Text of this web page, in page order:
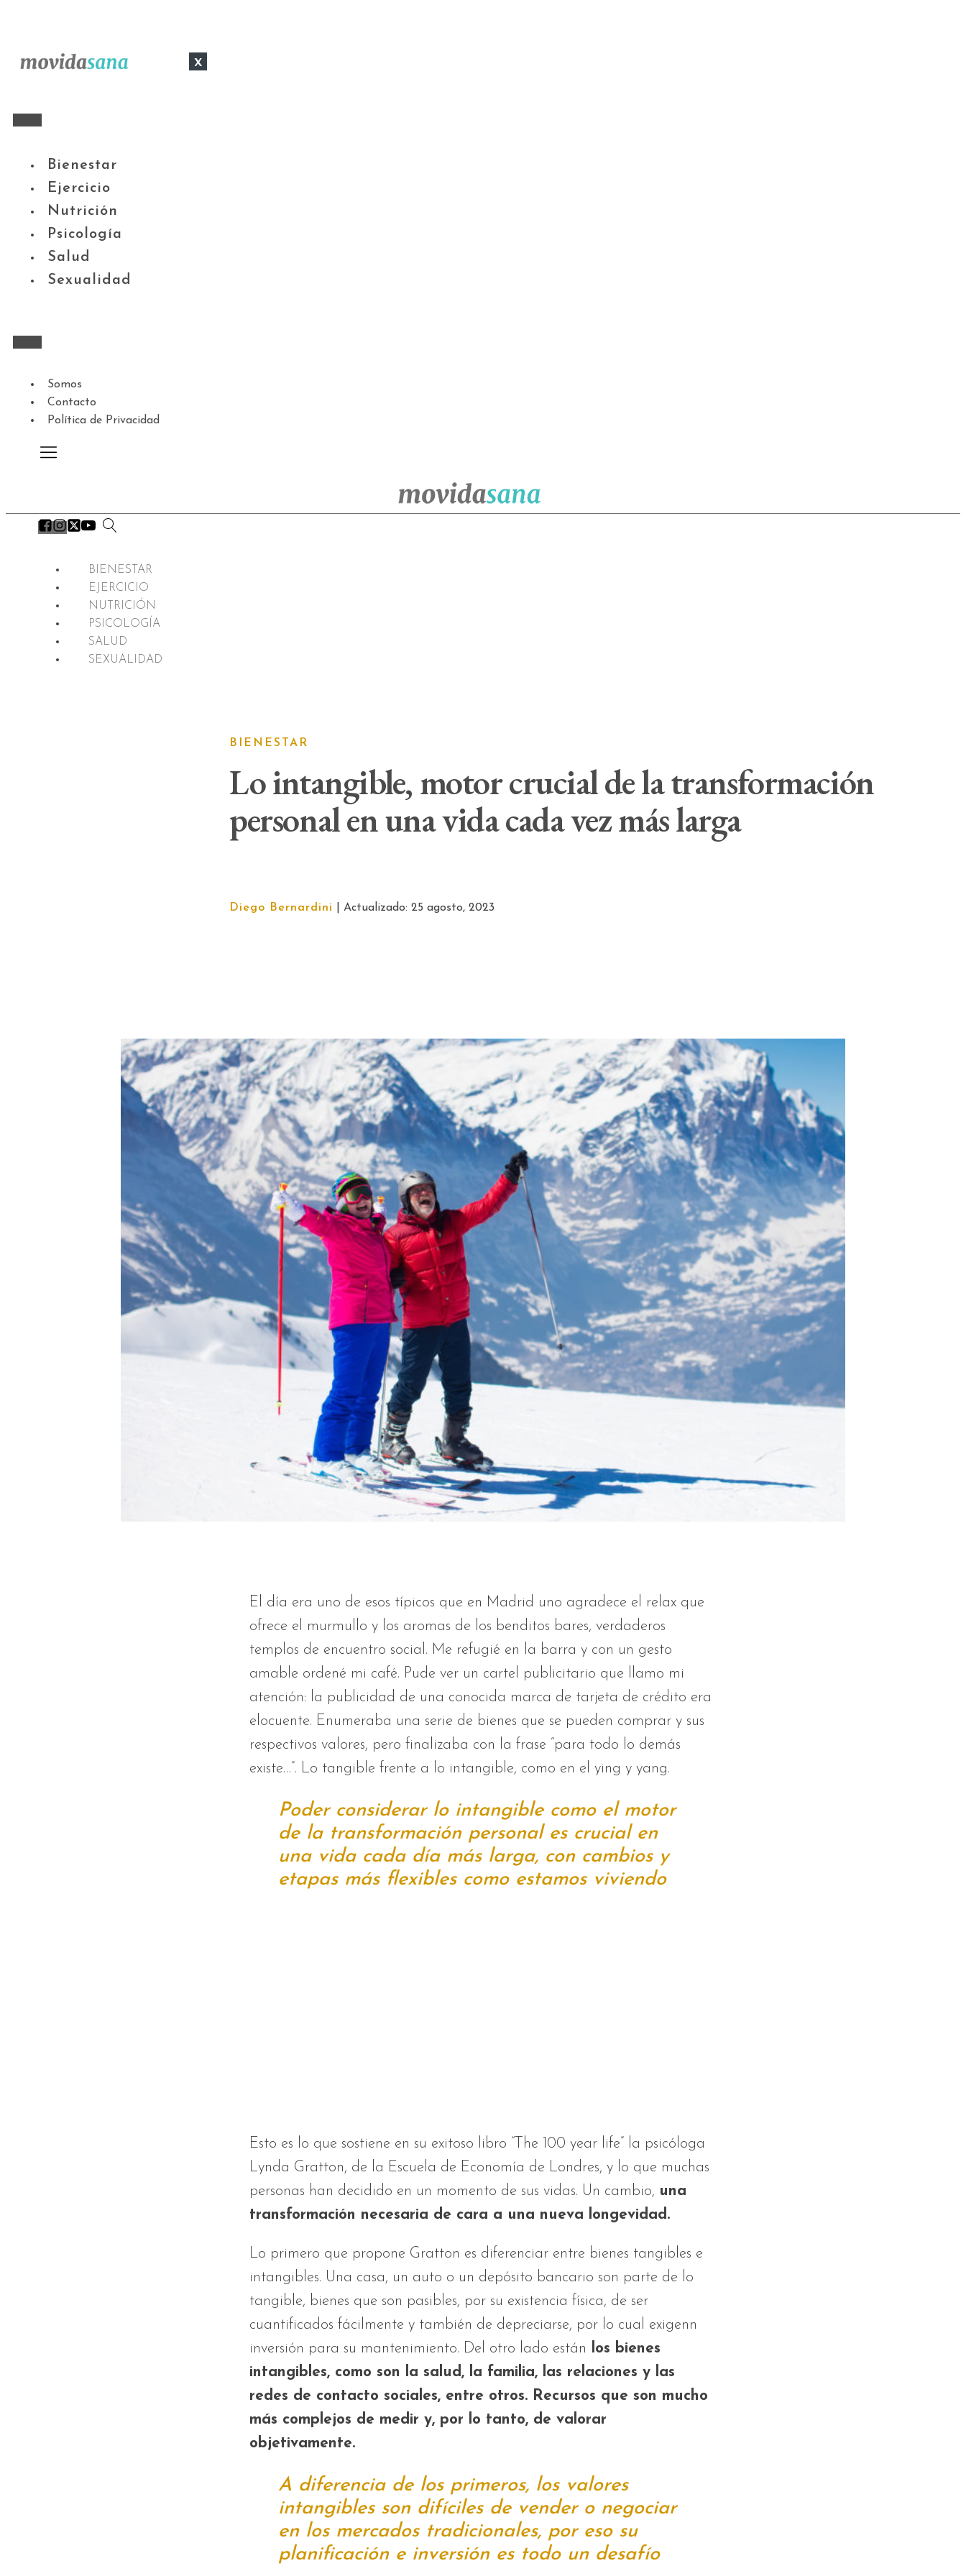
x
Bienestar
Ejercicio
Nutrición
Psicología
Salud
Sexualidad
Somos
Contacto
Política de Privacidad
BIENESTAR
EJERCICIO
NUTRICIÓN
PSICOLOGÍA
SALUD
SEXUALIDAD
BIENESTAR
Lo intangible, motor crucial de la transformación
personal en una vida cada vez más larga
Diego Bernardini | Actualizado: 25 agosto, 2023
El día era uno de esos típicos que en Madrid uno agradece el relax que
ofrece el murmullo y los aromas de los benditos bares, verdaderos
templos de encuentro social. Me refugié en la barra y con un gesto
amable ordené mi café. Pude ver un cartel publicitario que llamo mi
atención: la publicidad de una conocida marca de tarjeta de crédito era
elocuente. Enumeraba una serie de bienes que se pueden comprar y sus
respectivos valores, pero finalizaba con la frase “para todo lo demás
existe…”. Lo tangible frente a lo intangible, como en el ying y yang.
Poder considerar lo intangible como el motor
de la transformación personal es crucial en
una vida cada día más larga, con cambios y
etapas más flexibles como estamos viviendo
Esto es lo que sostiene en su exitoso libro “The 100 year life” la psicóloga
Lynda Gratton, de la Escuela de Economía de Londres, y lo que muchas
personas han decidido en un momento de sus vidas. Un cambio, una
transformación necesaria de cara a una nueva longevidad.
Lo primero que propone Gratton es diferenciar entre bienes tangibles e
intangibles. Una casa, un auto o un depósito bancario son parte de lo
tangible, bienes que son pasibles, por su existencia física, de ser
cuantificados fácilmente y también de depreciarse, por lo cual exigenn
inversión para su mantenimiento. Del otro lado están los bienes
intangibles, como son la salud, la familia, las relaciones y las
redes de contacto sociales, entre otros. Recursos que son mucho
más complejos de medir y, por lo tanto, de valorar
objetivamente.
A diferencia de los primeros, los valores
intangibles son difíciles de vender o negociar
en los mercados tradicionales, por eso su
planificación e inversión es todo un desafío